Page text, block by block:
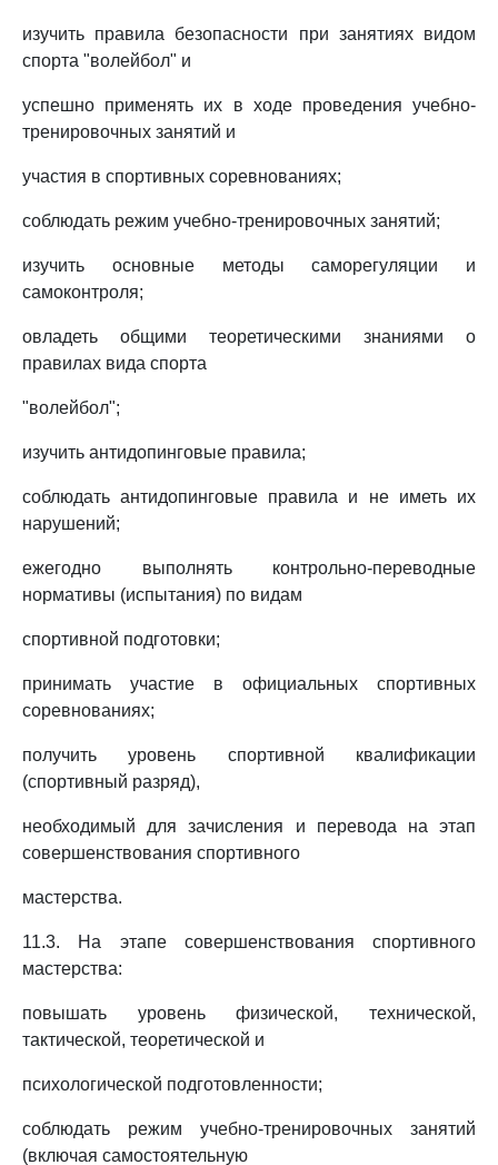
изучить правила безопасности при занятиях видом
спорта "волейбол" и
успешно применять их в ходе проведения учебно-
тренировочных занятий и
участия в спортивных соревнованиях;
соблюдать режим учебно-тренировочных занятий;
изучить основные методы саморегуляции и
самоконтроля;
овладеть общими теоретическими знаниями о
правилах вида спорта
"волейбол";
изучить антидопинговые правила;
соблюдать антидопинговые правила и не иметь их
нарушений;
ежегодно выполнять контрольно-переводные
нормативы (испытания) по видам
спортивной подготовки;
принимать участие в официальных спортивных
соревнованиях;
получить уровень спортивной квалификации
(спортивный разряд),
необходимый для зачисления и перевода на этап
совершенствования спортивного
мастерства.
11.3. На этапе совершенствования спортивного
мастерства:
повышать уровень физической, технической,
тактической, теоретической и
психологической подготовленности;
соблюдать режим учебно-тренировочных занятий
(включая самостоятельную